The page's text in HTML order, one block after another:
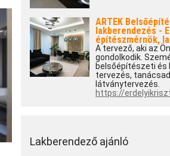
ARTEK
lakberendezés -
építészmérnök,
A tervező, aki az
gondolkodik.
belsőépítészeti és
tervezés,
látványtervezés.
https://
Lakberendező ajánló